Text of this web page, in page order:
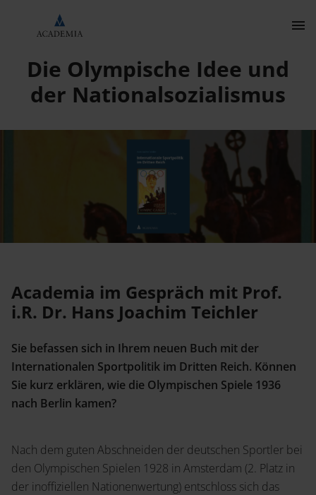
Wissenschaftlich Publizieren
Kontakt
Die Olympische Idee und
der Nationalsozialismus
Academia im Gespräch mit Prof.
i.R. Dr. Hans Joachim Teichler
Sie befassen sich in Ihrem neuen Buch mit der
Internationalen Sportpolitik im Dritten Reich. Können
Sie kurz erklären, wie die Olympischen Spiele 1936
nach Berlin kamen?
Nach dem guten Abschneiden der deutschen Sportler bei
den Olympischen Spielen 1928 in Amsterdam (2. Platz in
der inoffiziellen Nationenwertung) entschloss sich das